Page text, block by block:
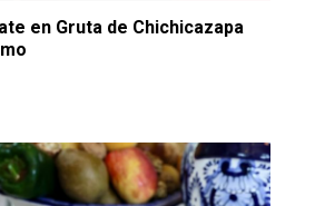
en Gruta de Chichicazapa